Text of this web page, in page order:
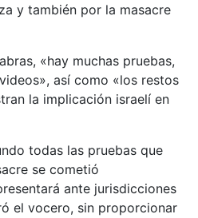
y también por la masacre
«hay muchas pruebas,
así como «los restos
la implicación israelí en
todas las pruebas que
se cometió
ante jurisdicciones
el vocero, sin proporcionar